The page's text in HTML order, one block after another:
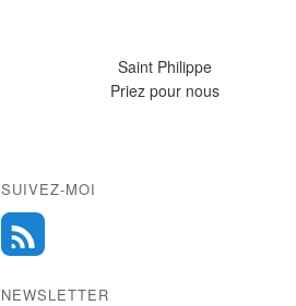
Saint Philippe
Priez pour nous
SUIVEZ-MOI
NEWSLETTER